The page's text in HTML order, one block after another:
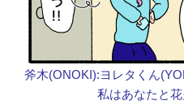
斧木(ONOKI):ヨレタくん
私はあなたと花火を